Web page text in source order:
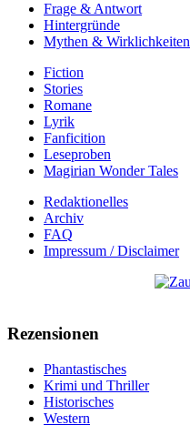
Frage & Antwort
Hintergründe
Mythen & Wirklichkeiten
Fiction
Stories
Romane
Lyrik
Fanficition
Leseproben
Magirian Wonder Tales
Redaktionelles
Archiv
FAQ
Impressum / Disclaimer
Rezensionen
Phantastisches
Krimi und Thriller
Historisches
Western